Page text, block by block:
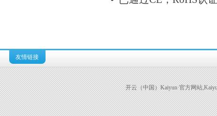
友情链接
开云（中国）Kaiyun·官方网站